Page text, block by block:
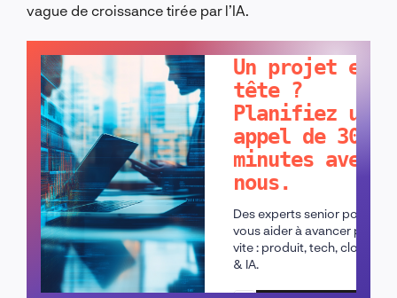
vague de croissance tirée par l’IA.
Un projet en
tête ?
Planifiez un
appel de 30
minutes avec
nous.
Des experts senior pour
vous aider à avancer plus
vite : produit, tech, cloud
& IA.